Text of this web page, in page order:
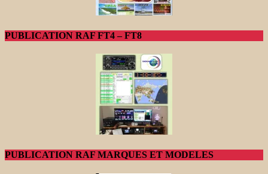
PUBLICATION RAF FT4 – FT8
PUBLICATION RAF MARQUES ET MODELES